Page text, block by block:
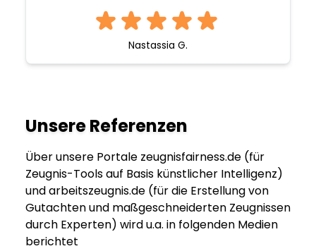
Nastassia G.
Unsere Referenzen
Über unsere Portale zeugnisfairness.de (für
Zeugnis-Tools auf Basis künstlicher Intelligenz)
und arbeitszeugnis.de (für die Erstellung von
Gutachten und maßgeschneiderten Zeugnissen
durch Experten) wird u.a. in folgenden Medien
berichtet